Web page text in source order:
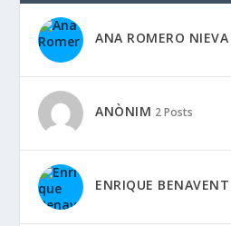
ANA ROMERO NIEVA
ANÒNIM 2 Posts
ENRIQUE BENAVENT